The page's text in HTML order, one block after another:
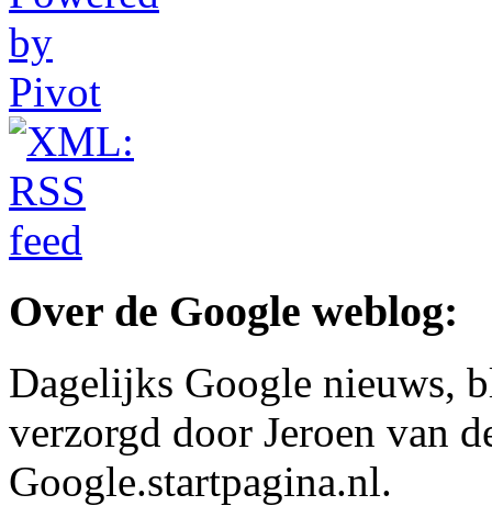
Over de Google weblog:
Dagelijks Google nieuws,
verzorgd door Jeroen van
Google.startpagina.nl.